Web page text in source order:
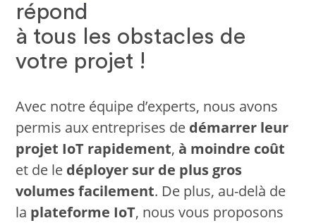
répond
à tous les obstacles de
votre projet !
Avec notre équipe d’experts, nous avons
permis aux entreprises de démarrer leur
projet IoT rapidement, à moindre coût
et de le déployer sur de plus gros
volumes facilement. De plus, au-delà de
la plateforme IoT, nous vous proposons